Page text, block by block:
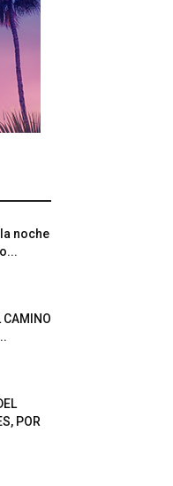
noche
CAMINO
POR